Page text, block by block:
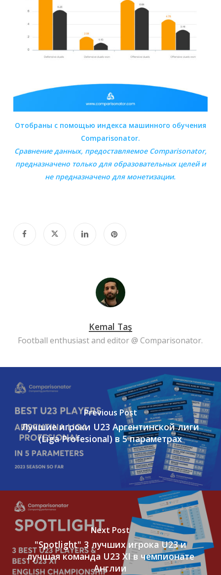
Отобраны с помощью индекса машинного обучения
Comparisonator.
Сравнение данных, предоставляемое Comparisonator,
предназначено только для образовательных целей и
не предназначено для монетизации.
Kemal Taş
Football enthusiast and editor @ Comparisonator.
Previous Post
Лучшие игроки U23 Аргентинской лиги
(Liga Profesional) в 5 параметрах
Next Post
"Spotlight" 3 лучших игрока U23 и
лучшая команда U23 XI в чемпионате
Англии